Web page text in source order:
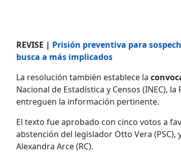
REVISE | Prisión preventiva para
busca a más implicados
La resolución también establece la
Nacional de Estadística y Censos (INEC),
entreguen la información pertinente.
El texto fue aprobado con cinco votos a
abstención del legislador Otto Vera (PSC),
Alexandra Arce (RC).